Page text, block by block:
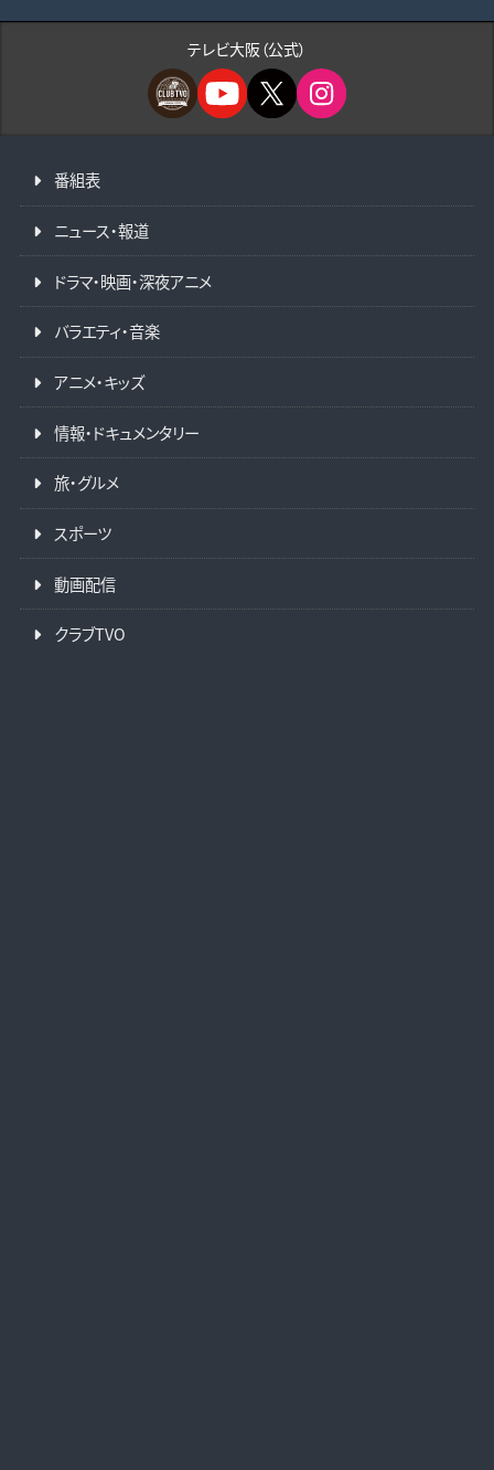
テレビ大阪（公式）
番組表
ニュース・報道
ドラマ・映画・深夜アニメ
バラエティ・音楽
アニメ・キッズ
情報・ドキュメンタリー
旅・グルメ
スポーツ
動画配信
クラブTVO